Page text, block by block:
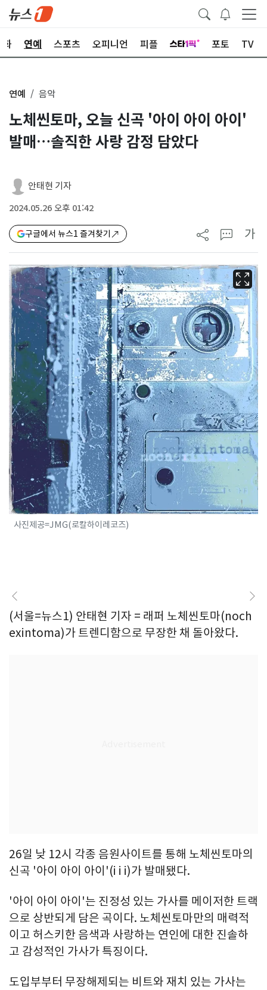
화 연예 스포츠 오피니언 피플 포토 TV
연예 음악
노체씬토마, 오늘 신곡 '아이 아이 아이'
발매…솔직한 사랑 감정 담았다
안태현 기자
2024.05.26 오후 01:42
구글에서 뉴스1 즐겨찾기 가
사진제공=JMG(로칼하이레코즈)
(서울=뉴스1) 안태현 기자 = 래퍼 노체씬토마(noch
exintoma)가 트렌디함으로 무장한 채 돌아왔다.
26일 낮 12시 각종 음원사이트를 통해 노체씬토마의
신곡 '아이 아이 아이'(i i i)가 발매됐다.
'아이 아이 아이'는 진정성 있는 가사를 메이저한 트랙
으로 상반되게 담은 곡이다. 노체씬토마만의 매력적
이고 허스키한 음색과 사랑하는 연인에 대한 진솔하
고 감성적인 가사가 특징이다.
도입부부터 무장해제되는 비트와 재치 있는 가사는